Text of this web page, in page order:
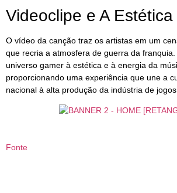
Videoclipe e A
O vídeo da canção traz os artistas em um
que recria a atmosfera de guerra da
universo gamer à estética e à energia da
proporcionando uma experiência que une a
nacional à alta produção da indústria de jogos.
Fonte